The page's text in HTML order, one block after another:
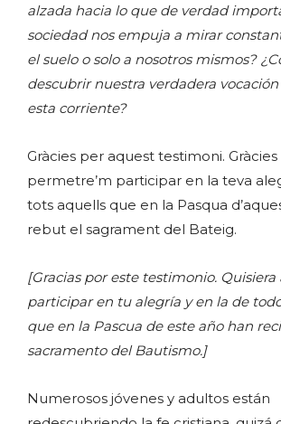
alzada hacia lo que de verdad
sociedad nos empuja a mirar
el suelo o solo a nosotros mismos?
descubrir nuestra verdadera
esta corriente?
Gràcies per aquest testimoni.
permetre’m participar en la teva
tots aquells que en la Pasqua
rebut el sagrament del Bateig.
[Gracias por este testimonio.
participar en tu alegría y en la de
que en la Pascua de este año han
sacramento del Bautismo.]
Numerosos jóvenes y adultos están